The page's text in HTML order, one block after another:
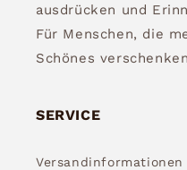
ausdrücken und
Für Menschen, die
Schönes
SERVICE
Versandinformationen